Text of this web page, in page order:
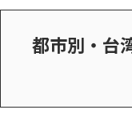
都市別・台